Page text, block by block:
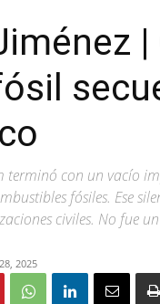
|
terminó con un vacío
fósiles. Ese
civiles. No fue
2025